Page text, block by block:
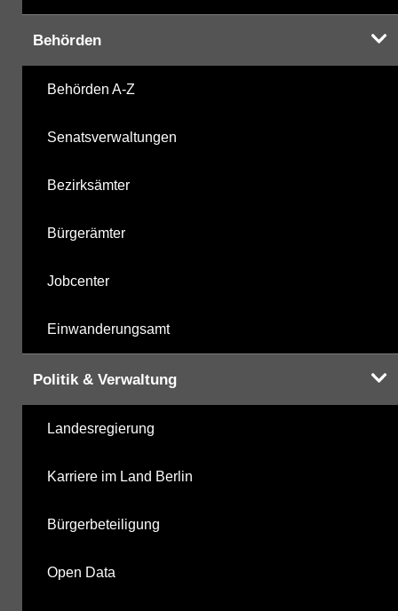
Behörden
Behörden A-Z
Senatsverwaltungen
Bezirksämter
Bürgerämter
Jobcenter
Einwanderungsamt
Politik & Verwaltung
Landesregierung
Karriere im Land Berlin
Bürgerbeteiligung
Open Data